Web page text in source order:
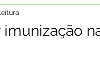
Desenvolvimento Social